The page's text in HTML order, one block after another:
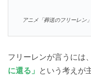
アニメ「葬送のフリーレン
フリーレンが言うには
に還る」 という考えが